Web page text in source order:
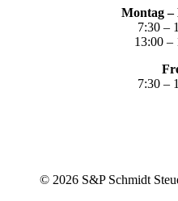
Montag –
7:30 –
13:00 –
7:30 –
© 2026S&P Schmidt